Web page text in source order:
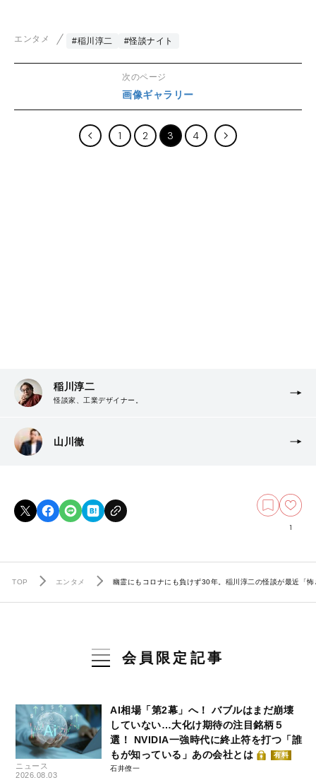
エンタメ #稲川淳二 #怪談ナイト
次のページ
画像ギャラリー
1 2 3 4
稲川淳二
怪談家、工業デザイナー。
山川徹
1
TOP エンタメ 幽霊にもコロナにも負けず30年。稲川淳二の怪談が最近「
会員限定記事
ニュース
2026.08.03
AI相場「第2幕」へ！ バブルはまだ崩壊
していない…大化け期待の注目銘柄５
選！ NVIDIA一強時代に終止符を打つ「誰
もが知っている」あの会社とは
有料
石井僚一